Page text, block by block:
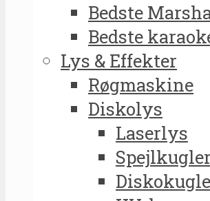
Bedste
Bedste
Lys & Effekter
Røgmaskine
Diskolys
Laserlys
Spejlkugler
Diskokugle